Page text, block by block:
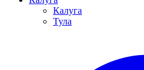
Калуга
Тула